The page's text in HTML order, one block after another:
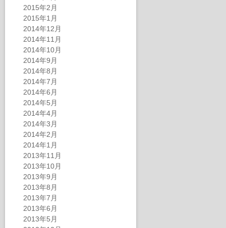
2015年2月
2015年1月
2014年12月
2014年11月
2014年10月
2014年9月
2014年8月
2014年7月
2014年6月
2014年5月
2014年4月
2014年3月
2014年2月
2014年1月
2013年11月
2013年10月
2013年9月
2013年8月
2013年7月
2013年6月
2013年5月